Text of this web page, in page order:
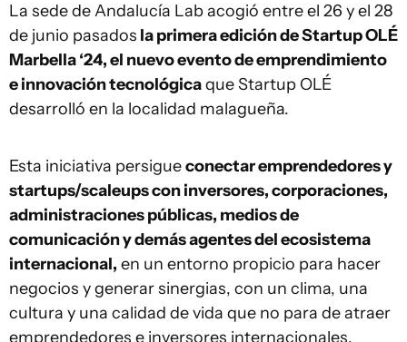
La sede de Andalucía Lab acogió entre el 26 y el 28
de junio pasados la primera edición de Startup OLÉ
Marbella ‘24, el nuevo evento de emprendimiento
e innovación tecnológicaque Startup OLÉ
desarrolló en la localidad malagueña.
Esta iniciativa persigueconectar emprendedores y
startups/scaleups con inversores, corporaciones,
administraciones públicas, medios de
comunicación y demás agentes del ecosistema
internacional, en un entorno propicio para hacer
negocios y generar sinergias, con un clima, una
cultura y una calidad de vida que no para de atraer
emprendedores e inversores internacionales.